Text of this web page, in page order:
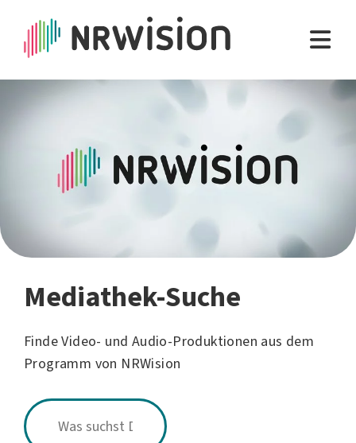
Mediathek-Suche
Finde Video- und Audio-Produktionen aus dem
Programm von NRWision